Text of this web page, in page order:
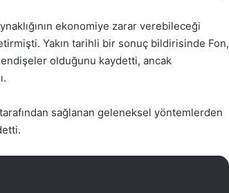
ekonomiye zarar verebileceği
Yakın tarihli bir sonuç bildirisinde Fon,
olduğunu kaydetti, ancak
sağlanan geleneksel yöntemlerden